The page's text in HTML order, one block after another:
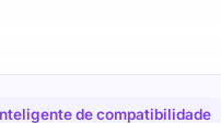
de compatibilidade